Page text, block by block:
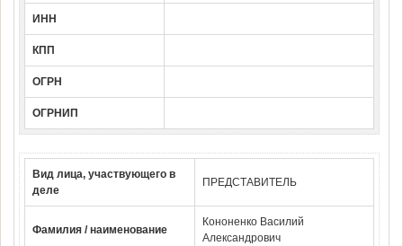
ИНН
КПП
ОГРН
ОГРНИП
Вид лица, участвующего в
деле
ПРЕДСТАВИТЕЛЬ
Фамилия / наименование
Кононенко Василий
Александрович